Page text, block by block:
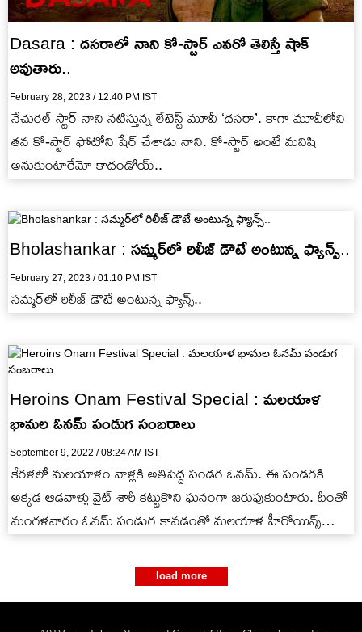
Dasara : దసరాలో నాని కో-స్టార్ ఎవరో తెలిస్తే షాక్
అవుతారు..
February 28, 2023 / 12:40 PM IST
నేచురల్ స్టార్ నాని నటిస్తున్న లేటెస్ట్ మూవీ ‘దసరా’. కాగా మూవీలోని
తన కో-స్టార్ ఫోటోని షేర్ చేశాడు నాని. కో-స్టార్ అంటే మనిషి
అనుకుంటారేమో కాదండోయ్..
Bholashankar : సమ్మర్‎లో రిలీజ్ డౌటే అంటున్న ఫ్యాన్స్..
February 27, 2023 / 01:10 PM IST
సమ్మర్‎లో రిలీజ్ డౌటే అంటున్న ఫ్యాన్స్..
Heroins Onam Festival Special : మలయాళ
భామల ఓనమ్ పండుగ సంబరాలు
September 9, 2022 / 08:24 AM IST
కేరళలో మలయాళం వాళ్లకి అతిపెద్ద పండగ ఓనమ్. ఈ పండగకి
అక్కడ ఆడవాళ్లు వైట్ శారీ కట్టుకొని ఘనంగా జరుపుకుంటారు. దీంతో
మంగళవారం ఓనమ్ పండుగ కావడంతో మలయాళ హీరోయిన్స్
load more